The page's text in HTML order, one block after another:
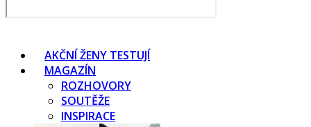
AKČNÍ ŽENY TESTUJÍ
MAGAZÍN
ROZHOVORY
SOUTĚŽE
INSPIRACE